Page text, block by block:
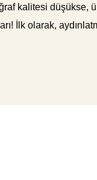
kalitesi düşükse,
İlk olarak,